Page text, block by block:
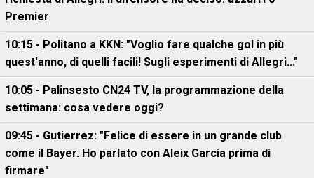
Premier
10:15 - Politano a KKN: "Voglio fare qualche gol in più
quest'anno, di quelli facili! Sugli esperimenti di Allegri..."
10:05 - Palinsesto CN24 TV, la programmazione della
settimana: cosa vedere oggi?
09:45 - Gutierrez: "Felice di essere in un grande club
come il Bayer. Ho parlato con Aleix Garcia prima di
firmare"